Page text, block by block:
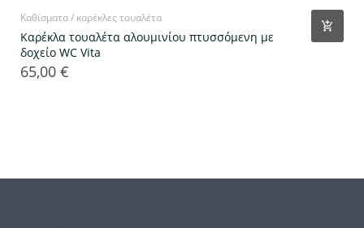
Καθίσματα / καρέκλες τουαλέτα
Καρέκλα τουαλέτα αλουμινίου πτυσσόμενη με
δοχείο WC Vita
Τιμή
65,00 €